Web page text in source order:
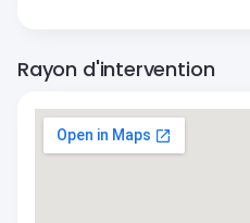
Rayon d'intervention